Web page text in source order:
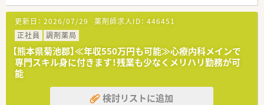
更新日： 2026/07/29 薬剤師求人ID： 446451
正社員
調剤薬局
【熊本県菊池郡】≪年収550万円も可能≫心療内科メインで
専門スキル身に付きます！残業も少なくメリハリ勤務が可
能
検討リストに追加